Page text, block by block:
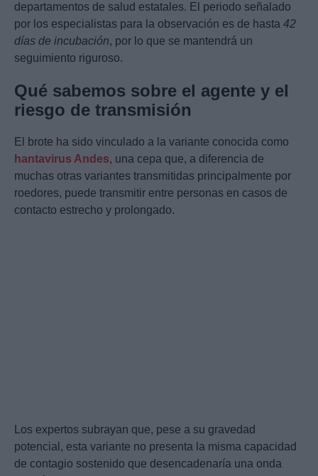
departamentos de salud estatales. El periodo señalado
por los especialistas para la observación es de hasta 42
días de incubación, por lo que se mantendrá un
seguimiento riguroso.
Qué sabemos sobre el agente y el
riesgo de transmisión
El brote ha sido vinculado a la variante conocida como
hantavirus Andes, una cepa que, a diferencia de
muchas otras variantes transmitidas principalmente por
roedores, puede transmitir entre personas en casos de
contacto estrecho y prolongado.
Los expertos subrayan que, pese a su gravedad
potencial, esta variante no presenta la misma capacidad
de contagio sostenido que desencadenaría una onda